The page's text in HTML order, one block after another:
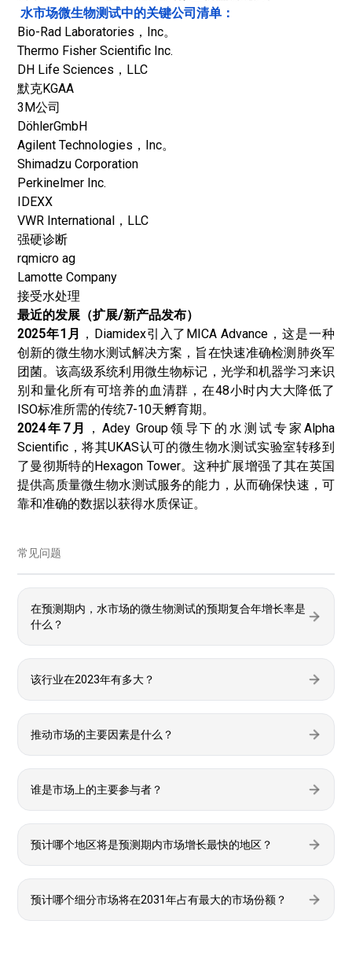
水市场微生物测试中的关键公司清单：
Bio-Rad Laboratories，Inc。
Thermo Fisher Scientific Inc.
DH Life Sciences，LLC
默克KGAA
3M公司
DöhlerGmbH
Agilent Technologies，Inc。
Shimadzu Corporation
Perkinelmer Inc.
IDEXX
VWR International，LLC
强硬诊断
rqmicro ag
Lamotte Company
接受水处理
最近的发展（扩展/新产品发布）
2025年1月
，Diamidex引入了MICA Advance，这是一种
创新的微生物水测试解决方案，旨在快速准确检测肺炎军
团菌。该高级系统利用微生物标记，光学和机器学习来识
别和量化所有可培养的血清群，在48小时内大大降低了
ISO标准所需的传统7-10天孵育期。
2024年7月
，Adey Group领导下的水测试专家Alpha
Scientific，将其UKAS认可的微生物水测试实验室转移到
了曼彻斯特的Hexagon Tower。这种扩展增强了其在英国
提供高质量微生物水测试服务的能力，从而确保快速，可
靠和准确的数据以获得水质保证。
常见问题
在预测期内，水市场的微生物测试的预期复合年增长率是
什么？
该行业在2023年有多大？
推动市场的主要因素是什么？
谁是市场上的主要参与者？
预计哪个地区将是预测期内市场增长最快的地区？
预计哪个细分市场将在2031年占有最大的市场份额？